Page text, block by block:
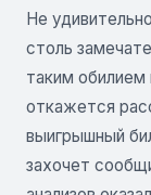
Не
столь
таким обилием
откажется
выигрышный
захочет